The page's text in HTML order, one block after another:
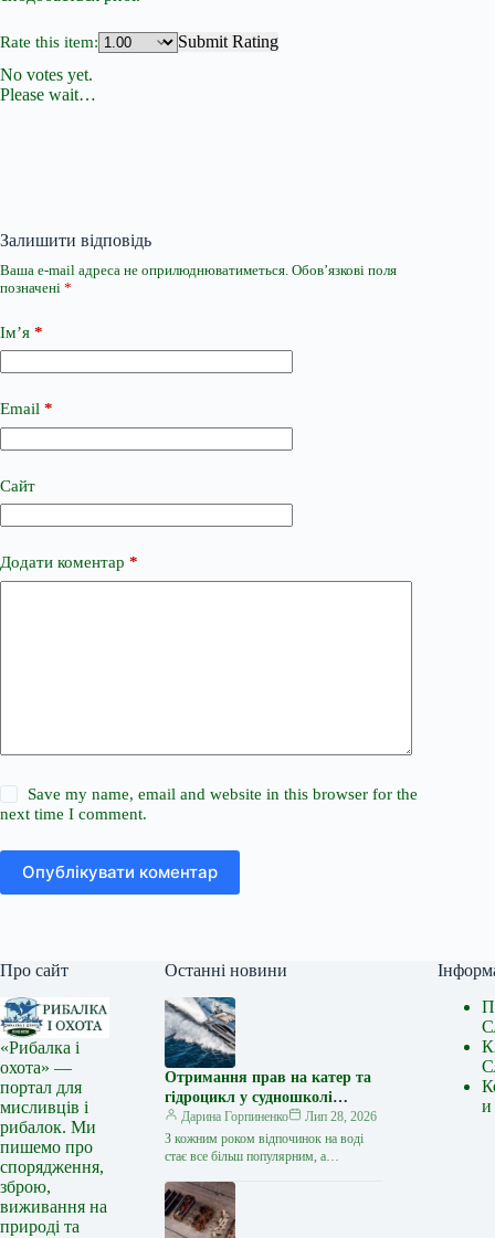
Rate this item:
Submit Rating
No votes yet.
Please wait…
Залишити відповідь
Ваша e-mail адреса не оприлюднюватиметься. Обов’язкові поля
позначені *
Ім’я *
Email *
Сайт
Додати коментар *
Save my name, email and website in this browser for the
next time I comment.
Опублікувати коментар
Про сайт
«Рибалка і
охота» —
портал для
мисливців і
рибалок. Ми
пишемо про
спорядження,
зброю,
виживання на
природі та
Останні новини
Отримання прав на катер та
гідроцикл у судношколі
«Либідь-А»: від теорії до
іспиту
Дарина Горпиненко
Лип 28, 2026
З кожним роком відпочинок на воді
стає все більш популярним, а
чи гідроциклом відкриває нові
горизонти…
и